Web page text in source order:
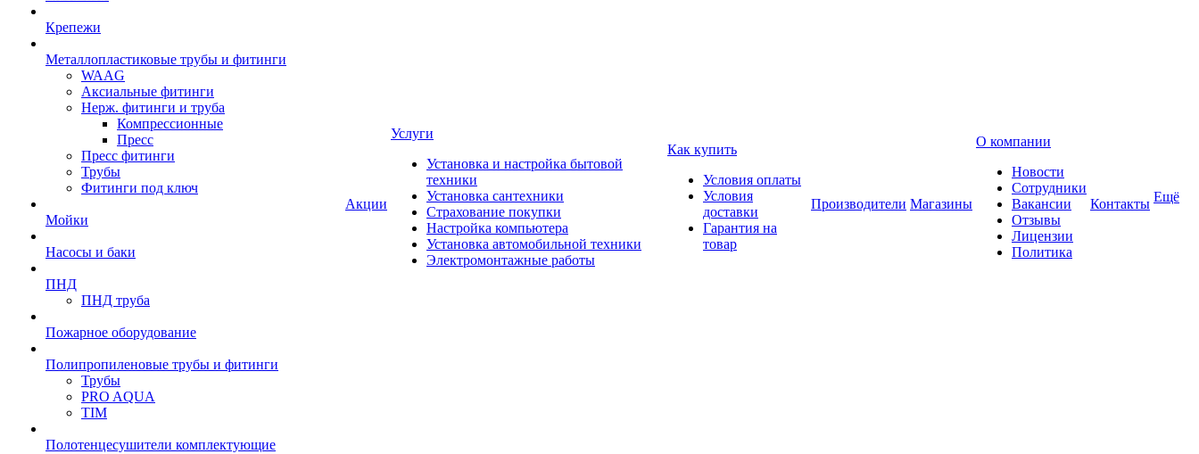
Крепежи
Металлопластиковые трубы и фитинги
WAAG
Аксиальные фитинги
Нерж. фитинги и труба
Компрессионные
Пресс
Пресс фитинги
Трубы
Фитинги под ключ
Мойки
Насосы и баки
ПНД
ПНД труба
Пожарное оборудование
Полипропиленовые трубы и фитинги
Трубы
PRO AQUA
TIM
Полотенцесушители комплектующие
Акции
Услуги
Установка и настройка бытовой
техники
Установка сантехники
Страхование покупки
Настройка компьютера
Установка автомобильной техники
Электромонтажные работы
Как купить
Условия оплаты
Условия
доставки
Гарантия на
товар
Производители Магазины
О компании
Новости
Сотрудники
Вакансии
Отзывы
Лицензии
Политика
Контакты Ещё